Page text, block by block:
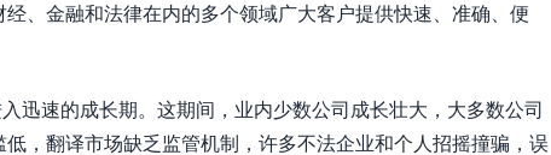
、金融和法律在内的多个领域广大客户提供快速、准确、便
迅速的成长期。这期间，业内少数公司成长壮大，大多数公司
，翻译市场缺乏监管机制，许多不法企业和个人招摇撞骗，误